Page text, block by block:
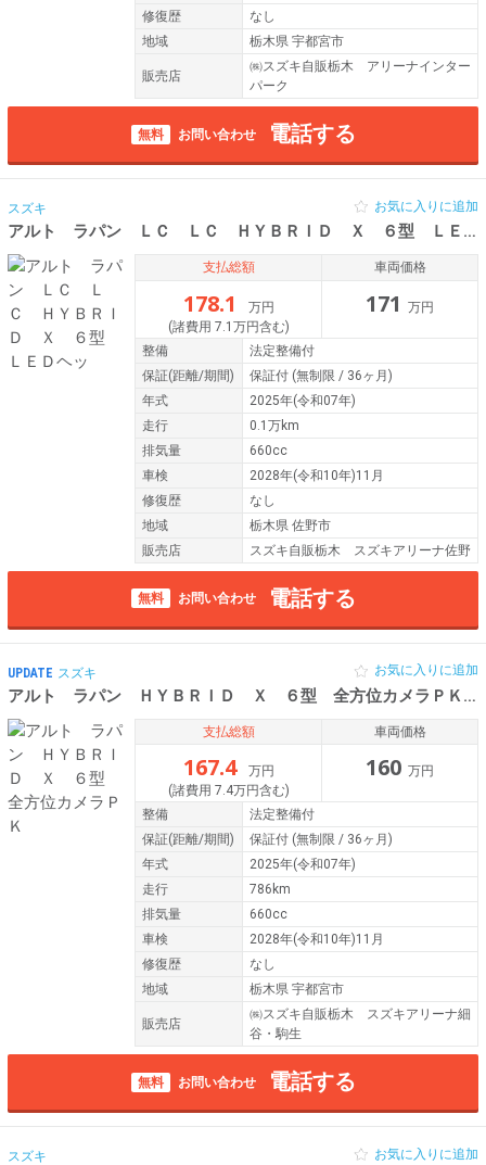
修復歴
なし
地域
栃木県 宇都宮市
販売店
㈱スズキ自販栃木 アリーナインター
パーク
無料 お問い合わせ 電話する
スズキ
アルト ラパン ＬＣ ＬＣ ＨＹＢＲＩＤ Ｘ ６型 ＬＥＤヘッ
お気に入りに追加
支払総額
178.1
万円
(諸費用 7.1万円含む)
車両価格
171 万円
整備
法定整備付
保証(距離/期間) 保証付 (無制限 / 36ヶ月)
年式
2025年(令和07年)
走行
0.1万km
排気量
660cc
車検
2028年(令和10年)11月
修復歴
なし
地域
栃木県 佐野市
販売店
スズキ自販栃木 スズキアリーナ佐野
無料 お問い合わせ 電話する
UPDATE スズキ
アルト ラパン ＨＹＢＲＩＤ Ｘ ６型 全方位カメラＰＫ
お気に入りに追加
支払総額
167.4
万円
(諸費用 7.4万円含む)
車両価格
160 万円
整備
法定整備付
保証(距離/期間) 保証付 (無制限 / 36ヶ月)
年式
2025年(令和07年)
走行
786km
排気量
660cc
車検
2028年(令和10年)11月
修復歴
なし
地域
栃木県 宇都宮市
販売店
㈱スズキ自販栃木 スズキアリーナ細
谷・駒生
無料 お問い合わせ 電話する
スズキ お気に入りに追加